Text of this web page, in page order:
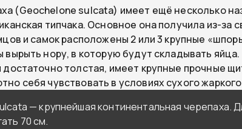
(Geochelone sulcata) имеет ещё несколько
типчака. Основное она получила из-за
и самок расположены 2 или 3 крупные
вырыть нору, в которую будут складывать яйца.
достаточно толстая, имеет крупные прочные
себя чувствовать в условиях сухого
— крупнейшая континентальная черепаха.
70 см.